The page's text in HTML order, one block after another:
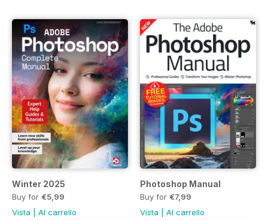
Winter 2025
Buy for €5,99
Vista
Al carrello
Photoshop Manual
Buy for €7,99
Vista
Al carrello